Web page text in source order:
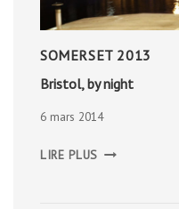
SOMERSET 2013
Bristol, by night
6 mars 2014
LIRE PLUS